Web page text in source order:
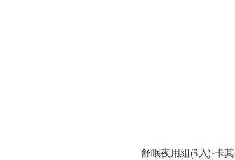
舒眠夜用組(3入)-卡其